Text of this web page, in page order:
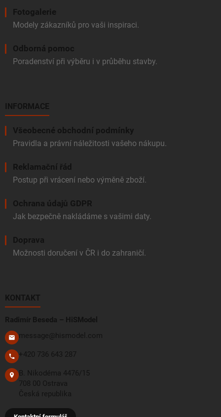
Fotogalerie
Modely zákazníků pro vaši inspiraci.
Odborná pomoc
Poradenství při výběru i v průběhu stavby.
INFORMACE
Všeobecné obchodní podmínky
Pravidla a právní náležitosti vašeho nákupu.
Reklamační řád
Postup při vrácení nebo výměně zboží.
Ochrana údajů GDPR
Jak bezpečně nakládáme s vašimi daty.
Doprava
Možnosti doručení v ČR i do zahraničí.
KONTAKT
Radimír Beseda – HiSModel
message@hismodel.com
+420 736 643 287
B. Nikodéma 4476/15
708 00 Ostrava
Česká republika